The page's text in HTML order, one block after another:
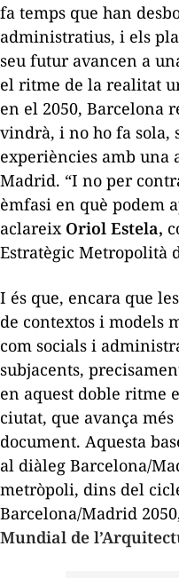
fa temps que han
administratius, i els
seu futur avancen a
el ritme de la realitat
en el 2050, Barcelona
vindrà, i no ho fa sola,
experiències amb una
Madrid. “I no per
èmfasi en què podem
aclareix Oriol Estela,
Estratègic Metropolità
I és que, encara que
de contextos i models
com socials i
subjacents,
en aquest doble ritme
ciutat, que avança
document. Aquesta
al diàleg Barcelona/
metròpoli, dins del
Barcelona/Madrid 2050
Mundial de